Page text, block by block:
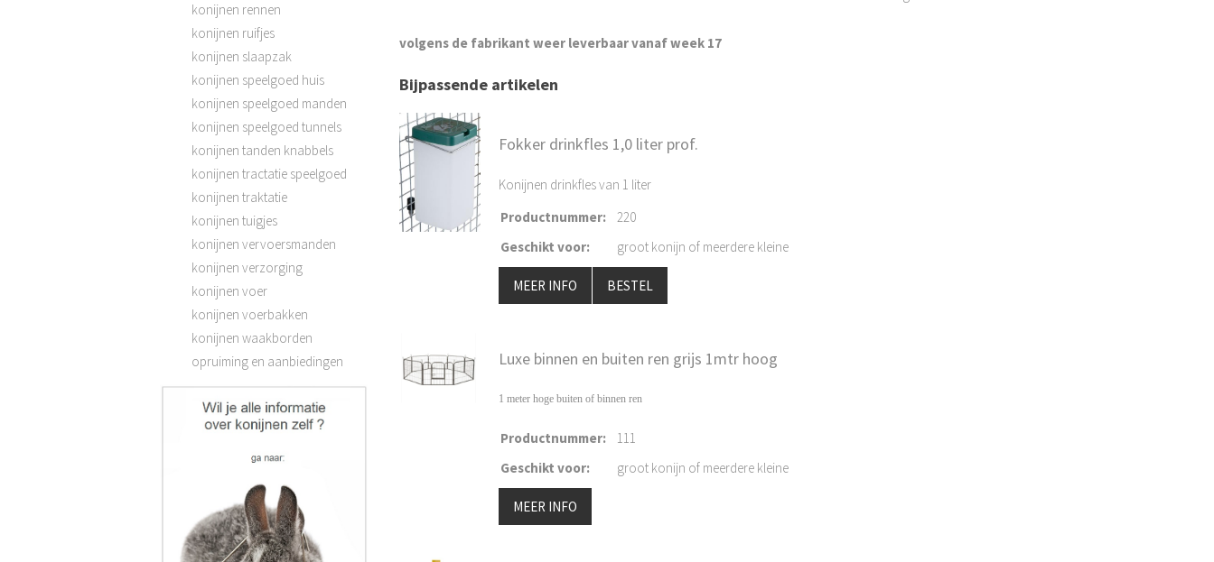
konijnen rennen
konijnen ruifjes
konijnen slaapzak
konijnen speelgoed huis
konijnen speelgoed manden
konijnen speelgoed tunnels
konijnen tanden knabbels
konijnen tractatie speelgoed
konijnen traktatie
konijnen tuigjes
konijnen vervoersmanden
konijnen verzorging
konijnen voer
konijnen voerbakken
konijnen waakborden
opruiming en aanbiedingen
volgens de fabrikant weer leverbaar vanaf week 17
Bijpassende artikelen
Fokker drinkfles 1,0 liter prof.
Konijnen drinkfles van 1 liter
Productnummer:
220
Geschikt voor: groot konijn of meerdere kleine
MEER INFO BESTEL
Luxe binnen en buiten ren grijs 1mtr hoog
1 meter hoge buiten of binnen ren
Productnummer:
111
Geschikt voor: groot konijn of meerdere kleine
MEER INFO